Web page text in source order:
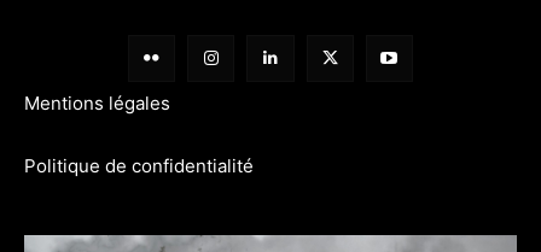
Mentions légales
Politique de confidentialité